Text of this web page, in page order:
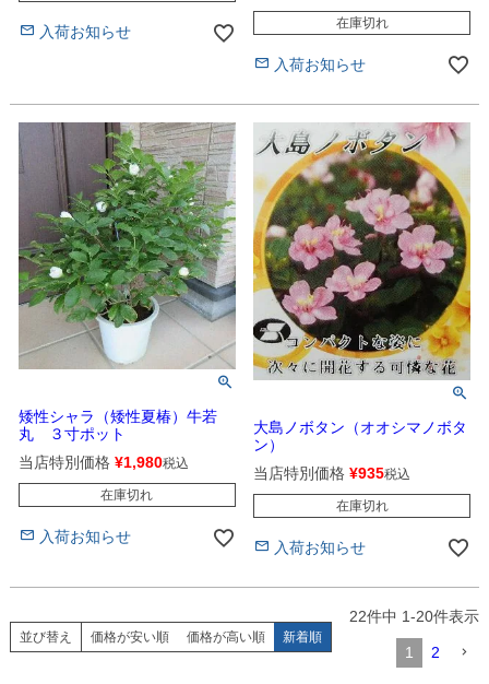
入荷お知らせ
在庫切れ
入荷お知らせ
矮性シャラ（矮性夏椿）牛若
丸 ３寸ポット
当店特別価格 ¥1,980税込
在庫切れ
入荷お知らせ
大島ノボタン（オオシマノボタ
ン）
当店特別価格 ¥935税込
在庫切れ
入荷お知らせ
並び替え 価格が安い順 価格が高い順 新着順
22件中 1-20件表示
1 2